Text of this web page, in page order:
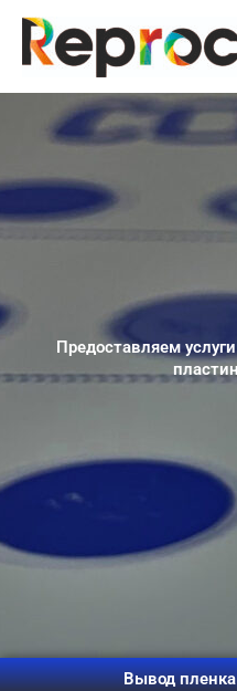
Перейти
содержимому
Предоставляем
Вывод